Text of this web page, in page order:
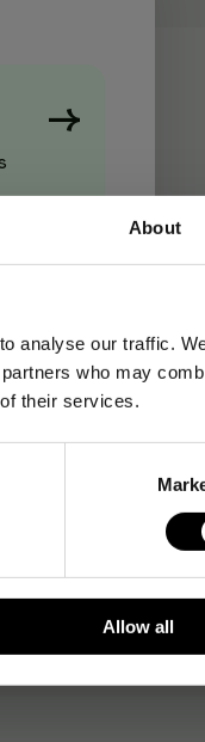
About
analyse our traffic.
who may
their services.
Allow all
→